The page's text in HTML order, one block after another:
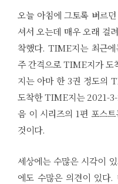
오늘 아침에 그토록 벼르
셔서 오는데 매우 오래 걸
착했다. TIME지는 최근
주 간격으로 TIME지가 도
지는 아마 한 3권 정도의
도착한 TIME지는 2021-
음 이 시리즈의 1편 포스
것이다.
세상에는 수많은 시각이
에도 수많은 의견이 있다.